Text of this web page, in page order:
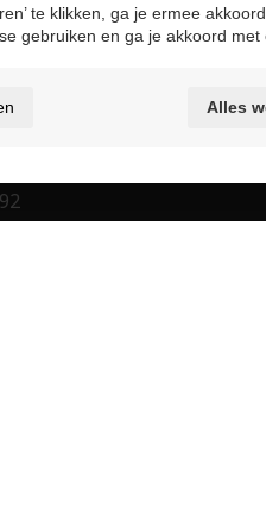
te klikken, ga je ermee
gebruiken en ga je akkoord met
Alles